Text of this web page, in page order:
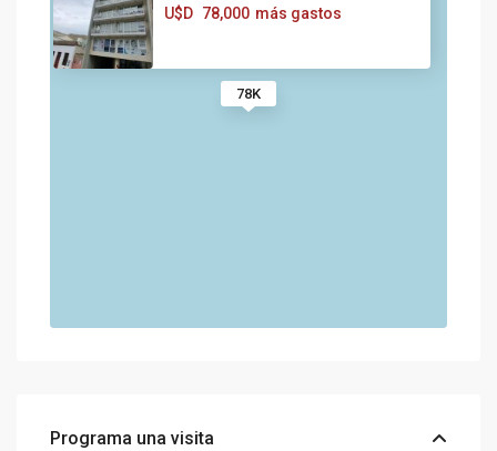
78K
U$D 78,000 más gastos
Programa una visita